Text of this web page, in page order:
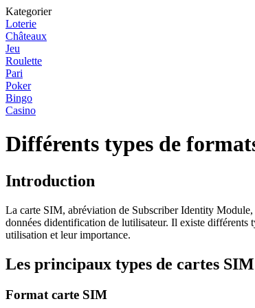
Kategorier
Loterie
Châteaux
Jeu
Roulette
Pari
Poker
Bingo
Casino
Différents types de
Introduction
La carte SIM, abréviation de Subscriber Identity Module,
données didentification de lutilisateur. Il existe différents
utilisation et leur importance.
Les principaux types de cartes SIM
Format carte SIM